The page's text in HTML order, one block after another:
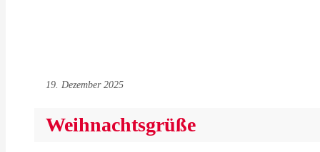
19. Dezember 2025
Weihnachtsgrüße